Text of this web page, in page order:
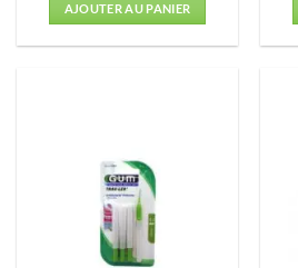
AJOUTER AU PANIER